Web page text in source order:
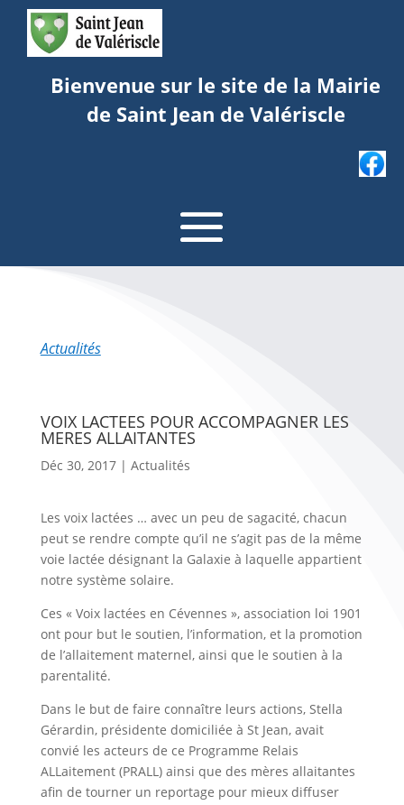
Bienvenue sur le site de la Mairie
de Saint Jean de Valériscle
Actualités
VOIX LACTEES POUR ACCOMPAGNER LES
MERES ALLAITANTES
Déc 30, 2017| Actualités
Les voix lactées … avec un peu de sagacité, chacun
peut se rendre compte qu’il ne s’agit pas de la même
voie lactée désignant la Galaxie à laquelle appartient
notre système solaire.
Ces « Voix lactées en Cévennes », association loi 1901
ont pour but le soutien, l’information, et la promotion
de l’allaitement maternel, ainsi que le soutien à la
parentalité.
Dans le but de faire connaître leurs actions, Stella
Gérardin, présidente domiciliée à St Jean, avait
convié les acteurs de ce Programme Relais
ALLaitement (PRALL) ainsi que des mères allaitantes
afin de tourner un reportage pour mieux diffuser